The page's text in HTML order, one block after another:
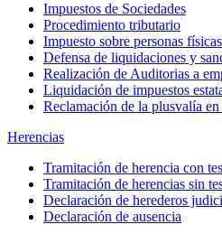
Impuestos de Sociedades
Procedimiento tributario
Impuesto sobre personas físicas
Defensa de liquidaciones y
Realización de Auditorias a
Liquidación de impuestos
Reclamación de la plusvalía
Herencias
Tramitación de herencia con
Tramitación de herencias sin
Declaración de herederos
Declaración de ausencia